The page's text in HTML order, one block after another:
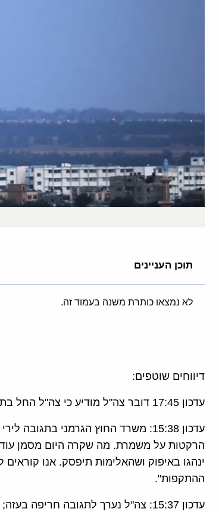
תוכן העניינים
לא נמצאו כותרת משנה בעמוד זה.
דיווחים שוטפים:
עדכון 17:45 דובר צה"ל מודיע כי צה"ל החל בתקיפות בתגובה לירי על ישראל.
עדכון 15:38: משרד החוץ הגרמני
הרקטות על משמרת. מה שקרה היום מסמן עוד
ינהגו באיפוק ושהאלימות תיפסק. אנו
ההתקפות".
עדכון 15:37: צה"ל נערך לתגובה